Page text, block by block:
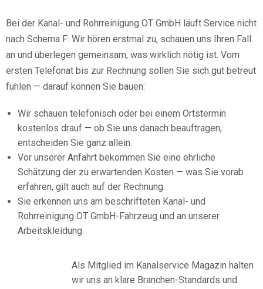
Bei der Kanal- und Rohrreinigung OT GmbH läuft Service nicht
nach Schema F: Wir hören erstmal zu, schauen uns Ihren Fall
an und überlegen gemeinsam, was wirklich nötig ist. Vom
ersten Telefonat bis zur Rechnung sollen Sie sich gut betreut
fühlen — darauf können Sie bauen:
Wir schauen telefonisch oder bei einem Ortstermin
kostenlos drauf — ob Sie uns danach beauftragen,
entscheiden Sie ganz allein.
Vor unserer Anfahrt bekommen Sie eine ehrliche
Schätzung der zu erwartenden Kosten — was Sie vorab
erfahren, gilt auch auf der Rechnung.
Sie erkennen uns am beschrifteten Kanal- und
Rohrreinigung OT GmbH-Fahrzeug und an unserer
Arbeitskleidung.
Als Mitglied im Kanalservice Magazin halten
wir uns an klare Branchen-Standards und